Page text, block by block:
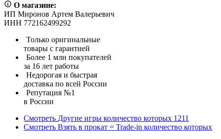
О магазине:
ИП Миронов Артем Валерьевич
ИНН 772162499292
Только оригинальные
товары с гарантией
Более 1 млн покупателей
за 16 лет работы
Недорогая и быстрая
доставка по всей России
Репутация №1
в России
Смотреть Другие игры количество которых 1211
Смотреть Взять в прокат = Trade-in количество которых